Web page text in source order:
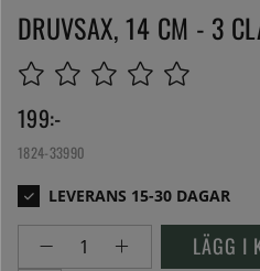
DRUVSAX, 14 CM - 3
199:-
1824-33990
LÄGG I